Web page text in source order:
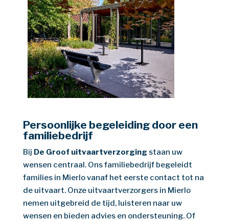
Persoonlijke begeleiding door een
familiebedrijf
Bij De Groof uitvaartverzorging staan uw
wensen centraal. Ons familiebedrijf begeleidt
families in Mierlo vanaf het eerste contact tot na
de uitvaart. Onze uitvaartverzorgers in Mierlo
nemen uitgebreid de tijd, luisteren naar uw
wensen en bieden advies en ondersteuning. Of